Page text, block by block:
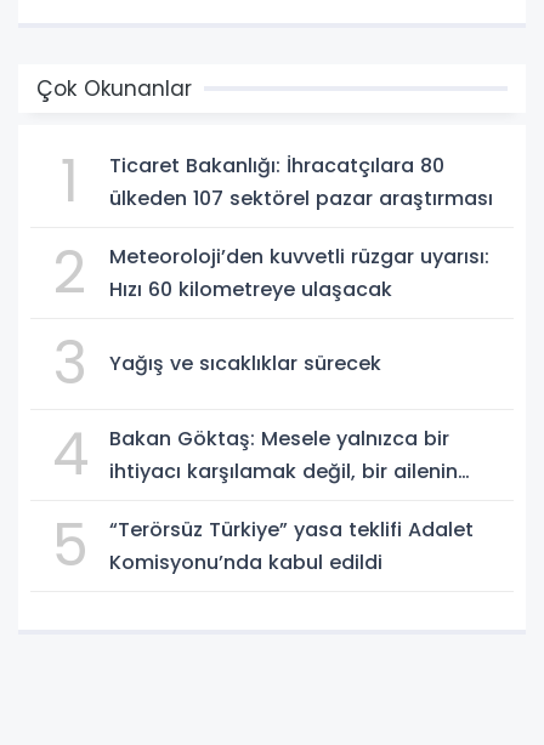
Çok Okunanlar
1
Ticaret Bakanlığı: İhracatçılara 80
ülkeden 107 sektörel pazar araştırması
2
Meteoroloji’den kuvvetli rüzgar uyarısı:
Hızı 60 kilometreye ulaşacak
3 Yağış ve sıcaklıklar sürecek
4
Bakan Göktaş: Mesele yalnızca bir
ihtiyacı karşılamak değil, bir ailenin
5
“Terörsüz Türkiye” yasa teklifi Adalet
Komisyonu’nda kabul edildi